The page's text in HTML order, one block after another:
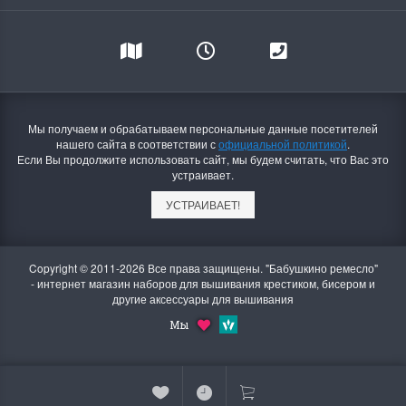
Мы получаем и обрабатываем персональные данные посетителей
нашего сайта в соответствии софициальной политикой.
Если Вы продолжите использовать сайт, мы будем считать, что Вас это
устраивает.
УСТРАИВАЕТ!
Copyright © 2011-2026 Все права защищены. "Бабушкино ремесло"
- интернет магазин наборов для вышивания крестиком, бисером и
другие аксессуары для вышивания
Мы